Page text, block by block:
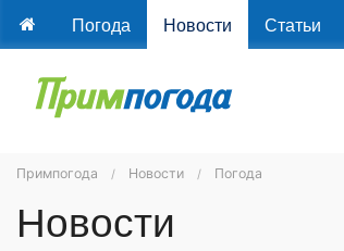
Погода Новости Статьи
Примпогода Новости Погода
Новости